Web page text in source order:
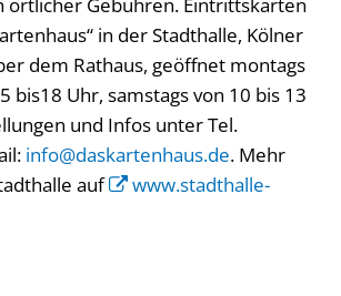
in der Stadthalle, Kölner
dem Rathaus, geöffnet montags
bis18 Uhr, samstags von 10 bis 13
und Infos unter Tel.
info@daskartenhaus.de. Mehr
auf
www.stadthalle-